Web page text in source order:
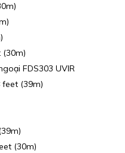
(30m)
FDS303 UVIR
feet (39m)
(30m)